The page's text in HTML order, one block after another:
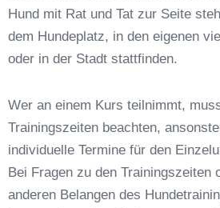
Schöllkrippen
Hundeschulen vs.
Schöllkrippen
Darum lohnt sich der
Hundeschule
Hund mit Rat und Tat zur Seite
dem Hundeplatz, in den eigenen
oder in der Stadt stattfinden.
Wer an einem Kurs teilnimmt,
Trainingszeiten beachten,
individuelle Termine für den
Bei Fragen zu den Trainingszeiten
anderen Belangen des